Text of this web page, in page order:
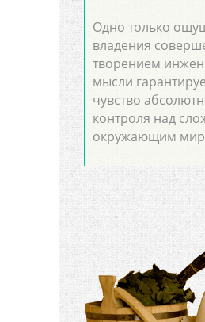
Одно только
владения
творением
мысли
чувство
контроля над
окружающим